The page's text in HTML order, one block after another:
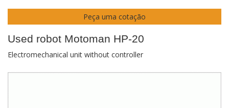
Peça uma cotação
Used robot Motoman HP-20
Electromechanical unit without controller